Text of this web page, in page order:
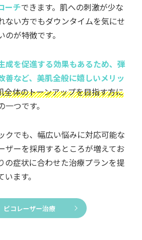
ーチできます。肌への刺激が少な
ない方でもダウンタイムを気にせ
が特徴です。
成を促進する効果もあるため、弾
善など、美肌全般に嬉しいメリッ
全体のトーンアップを目指す方に
つです。
クでも、幅広い悩みに対応可能な
ザーを採用するところが増えてお
の症状に合わせた治療プランを提
ます。
ピコレーザー治療